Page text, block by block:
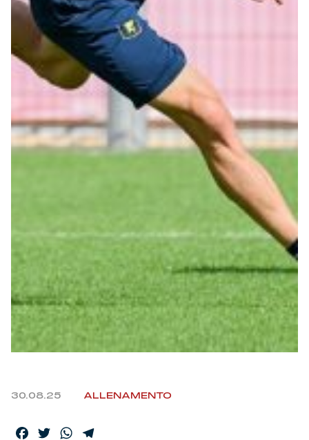
Robe di Kappa x Genoa
Vintage Collection
Red&Blue Voices
Kids
Outlet
Caffè Boasi x Genoa
Helan x Genoa
30.08.25 ALLENAMENTO
Facebook
TwitterWhatsApp